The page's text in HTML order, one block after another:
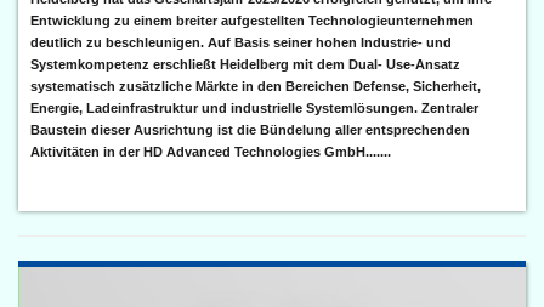
Entwicklung zu einem breiter aufgestellten Technologieunternehmen
deutlich zu beschleunigen. Auf Basis seiner hohen Industrie- und
Systemkompetenz erschließt Heidelberg mit dem Dual- Use-Ansatz
systematisch zusätzliche Märkte in den Bereichen Defense, Sicherheit,
Energie, Ladeinfrastruktur und industrielle Systemlösungen. Zentraler
Baustein dieser Ausrichtung ist die Bündelung aller entsprechenden
Aktivitäten in der HD Advanced Technologies GmbH.......